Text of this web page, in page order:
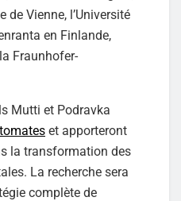
de Vienne, l’Université
en Finlande,
Fraunhofer-
Mutti et Podravka
tomates et apporteront
la transformation des
La recherche sera
complète de